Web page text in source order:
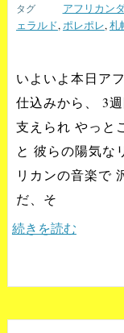
アフリカン
ェラルド,ポレポレ,札
いよいよ本日ア
仕込みから、 3
支えられ やっと
と 彼らの陽気な
リカンの音楽で
だ、そ
続きを読む